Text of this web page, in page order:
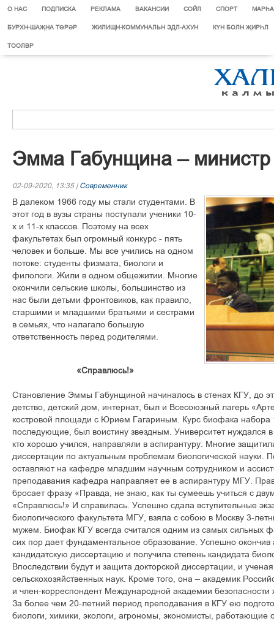
О НАС ПОДПИСКА РЕКЛАМА ВАКАНСИИ СОЙЛ СПОРТ
БУРХН-ШАҖНА ТӨРӘР ЖИЛИЩН-КОММУНАЛЬН ЭДЛ-АХУН КҮН БОЛН ҖИРҺЛ
ТООЛВР
Эмма Габунщина –
02-09-2020, 13:35 | Современник
В далеком 1966 году мы стали студентами. В
этот год в вузы страны поступали ученики 10-
х и 11-х классов. Поэтому на всех
факультетах был огромный конкурс - пять
человек и больше. Мы все учились на одном
потоке: студенты физмата, биологи и
филологи. Жили в одном общежитии. Многие
окончили сельские школы, большинство из
нас были детьми фронтовиков, как правило,
старшими и младшими братьями и сестрами
в семьях, что налагало большую
ответственность перед родителями.
«Справлюсь!»
Становление Эммы Габунщиной начиналось в стенах КГУ, до
детство, детский дом, интернат, был и Всесоюзный лагерь
костровой площади с Юрием Гагариным. Курс биофака набора
последующие, был воистину звездным. Университет нуждался в
кто хорошо учился, направляли в аспирантуру. Многие
диссертации по актуальным проблемам биологической науки.
оставляют на кафедре младшим научным сотрудником и
преподавания кафедра направляет ее в аспирантуру МГУ.
бросает фразу «Правда, не знаю, как ты сумеешь учиться с
«Справлюсь!» И справилась. Успешно сдала вступительные
биологического факультета МГУ, взяла с собою в Москву 3-
мужем. Биофак КГУ всегда считался одним из самых сильных
сих пор дает фундаментальное образование. Успешно окончив
кандидатскую диссертацию и получила степень кандидата
Впоследствии будут и защита докторской диссертации, и
сельскохозяйственных наук. Кроме того, она – академик
и член-корреспондент Международной академии безопасности
За более чем 20-летний период преподавания в КГУ ею
биологи, химики, экологи, агрономы, экономисты, работающие